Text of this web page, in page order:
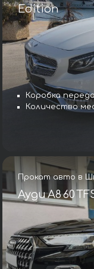
Edition
Коробка
Количество
Прокат авто в
Ауди A8 60